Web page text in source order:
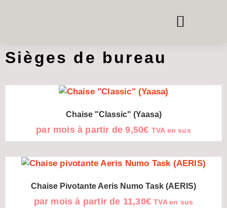
Sièges de bureau
Chaise "Classic" (Yaasa)
par mois à partir de9,50€ TVA en sus
Chaise Pivotante Aeris Numo Task (AERIS)
par mois à partir de 11,30€ TVA en sus